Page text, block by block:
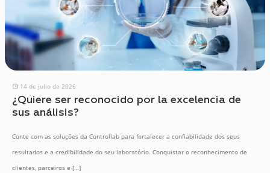
14 de julio de 2026
¿Quiere ser reconocido por la excelencia de
sus análisis?
Conte com as soluções da Controllab para fortalecer a confiabilidade dos seus
resultados e a credibilidade do seu laboratório. Conquistar o reconhecimento de
clientes, parceiros e […]